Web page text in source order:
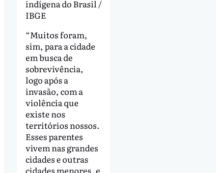
indígena do Brasil /
IBGE
“Muitos foram,
sim, para a cidade
em busca de
sobrevivência,
logo após a
invasão, com a
violência que
existe nos
territórios nossos.
Esses parentes
vivem nas grandes
cidades e outras
cidades menores, e